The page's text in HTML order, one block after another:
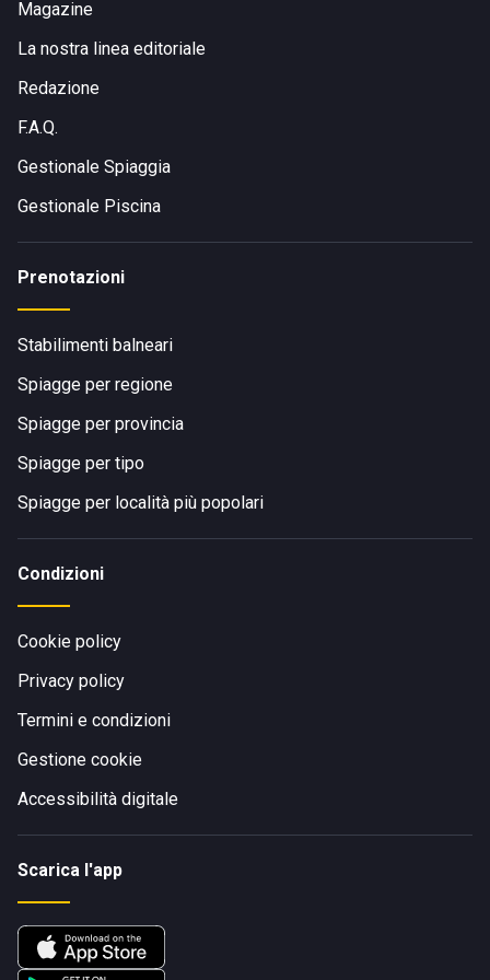
Magazine
La nostra linea editoriale
Redazione
F.A.Q.
Gestionale Spiaggia
Gestionale Piscina
Prenotazioni
Stabilimenti balneari
Spiagge per regione
Spiagge per provincia
Spiagge per tipo
Spiagge per località più popolari
Condizioni
Cookie policy
Privacy policy
Termini e condizioni
Gestione cookie
Accessibilità digitale
Scarica l'app